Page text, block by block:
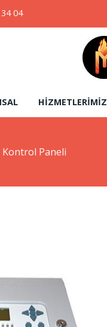
04
HIZMETLERIMIZ
Kontrol Paneli